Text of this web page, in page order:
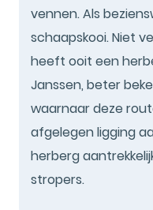
vennen. Als
schaapskooi. Niet
heeft ooit een
Janssen, beter
waarnaar deze
afgelegen ligging
herberg
stropers.